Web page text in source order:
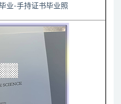
业-手持证书毕业照